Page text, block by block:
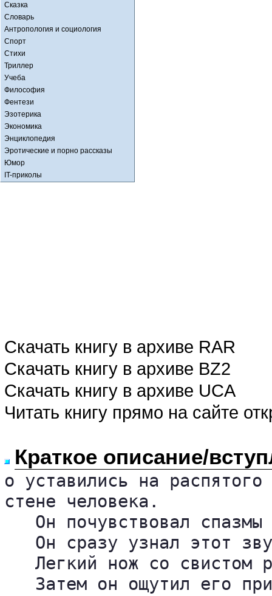
Сказка
Словарь
Антропология и социология
Спорт
Стихи
Триллер
Учеба
Философия
Фентези
Эзотерика
Экономика
Энциклопедия
Эротические и порно рассказы
Юмор
IT-приколы
Скачать книгу в архиве RAR
Скачать книгу в архиве BZ2
Скачать книгу в архиве UCA
Читать книгу прямо на сайте
Краткое описание/
о уставились на
стене человека.
Он почувствовал
Он сразу узнал этот
Легкий нож со свистом
Затем он ощутил его